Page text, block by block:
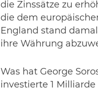
die Zinssätze zu
die dem
England stand
ihre Währung
Was hat George
investierte 1